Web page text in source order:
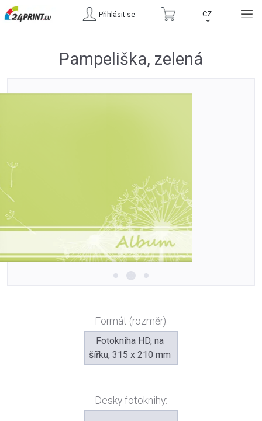
Přihlásit se CZ
›
Pampeliška, zelená
Formát (rozměr):
Fotokniha HD, na
šířku, 315 x 210 mm
Desky fotoknihy: